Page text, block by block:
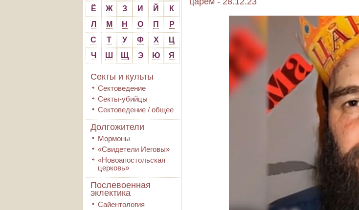
Ё
Ж З И Й
К
Л
М Н О П
Р
С
Т У Ф Х
Ц
Ч
Ш Щ Э Ю Я
Секты и культы
Сектоведение
Секты-убийцы
Сектоведение / общее
Долгожители
Мормоны
«Свидетели Иеговы»
«Новоапостольская
церковь»
Послевоенная
эклектика
Сайентология